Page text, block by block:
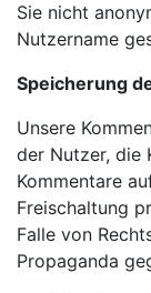
Sie nicht
Nutzername
Speicherung
Unsere
der Nutzer, die
Kommentare
Freischaltung
Falle von
Propaganda